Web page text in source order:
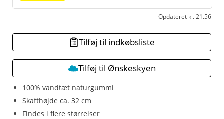
100% vandtæt naturgummi
Skafthøjde ca. 32 cm
Findes i flere størrelser
Opdateret kl. 21.56
Tilføj til indkøbsliste
Tilføj til Ønskeskyen